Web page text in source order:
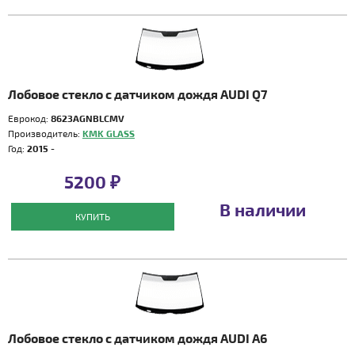
Лобовое стекло с датчиком дождя AUDI Q7
Еврокод: 8623AGNBLCMV
Производитель: KMK GLASS
Год: 2015 -
5200 ₽
КУПИТЬ В наличии
Лобовое стекло с датчиком дождя AUDI A6